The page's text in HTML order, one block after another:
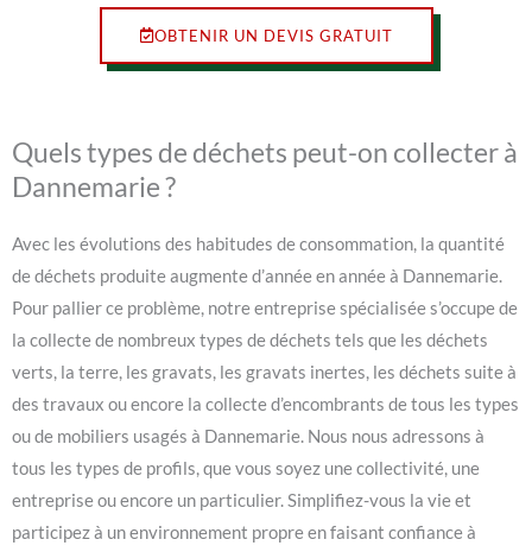
OBTENIR UN DEVIS GRATUIT
Quels types de déchets peut-on collecter à
Dannemarie ?
Avec les évolutions des habitudes de consommation, la quantité
de déchets produite augmente d’année en année à Dannemarie.
Pour pallier ce problème, notre entreprise spécialisée s’occupe de
la collecte de nombreux types de déchets tels que les déchets
verts, la terre, les gravats, les gravats inertes, les déchets suite à
des travaux ou encore la collecte d’encombrants de tous les types
ou de mobiliers usagés à Dannemarie. Nous nous adressons à
tous les types de profils, que vous soyez une collectivité, une
entreprise ou encore un particulier. Simplifiez-vous la vie et
participez à un environnement propre en faisant confiance à